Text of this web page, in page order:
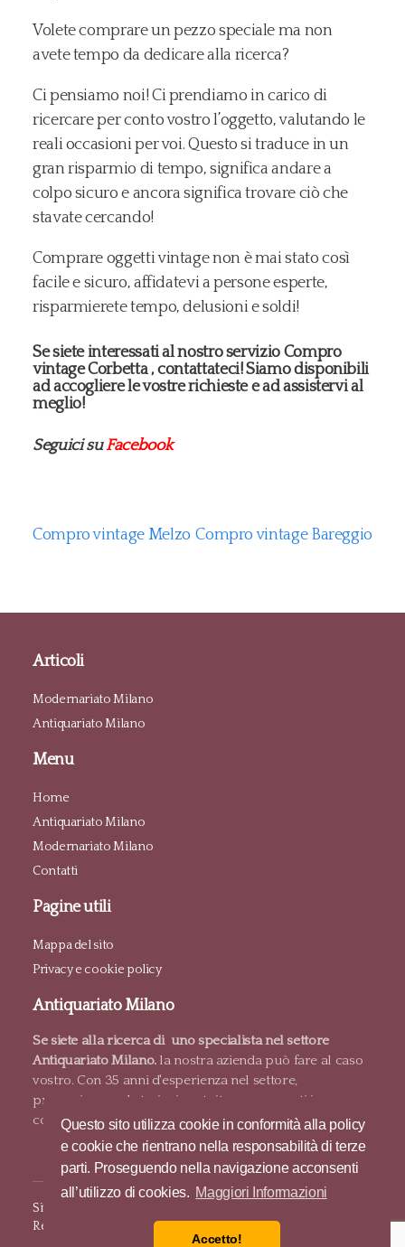
Questo sito utilizza cookie in conformità alla policy
e cookie che rientrano nella responsabilità di terze
parti. Proseguendo nella navigazione acconsenti
all’utilizzo di cookies. Maggiori Informazioni
Accetto!
Volete comprare un pezzo speciale ma non
avete tempo da dedicare alla ricerca?
Ci pensiamo noi! Ci prendiamo in carico di
ricercare per conto vostro l’oggetto, valutando le
reali occasioni per voi. Questo si traduce in un
gran risparmio di tempo, significa andare a
colpo sicuro e ancora significa trovare ciò che
stavate cercando!
Comprare oggetti vintage non è mai stato così
facile e sicuro, affidatevi a persone esperte,
risparmierete tempo, delusioni e soldi!
Se siete interessati al nostro servizio Compro
vintage Corbetta , contattateci! Siamo disponibili
ad accogliere le vostre richieste e ad assistervi al
meglio!
Seguici suFacebook
Compro vintage Melzo Compro vintage Bareggio
Articoli
Modernariato Milano
Antiquariato Milano
Menu
Home
Antiquariato Milano
Modernariato Milano
Contatti
Pagine utili
Mappa del sito
Privacy e cookie policy
Antiquariato Milano
Se siete alla ricerca di uno specialista nel settore
Antiquariato Milano.la nostra azienda può fare al caso
vostro. Con 35 anni d'esperienza nel settore,
proponiamo valutazioni gratuite e pagamenti in
contanti.
Sito e posizionamento realizzato dall'
Revolution.